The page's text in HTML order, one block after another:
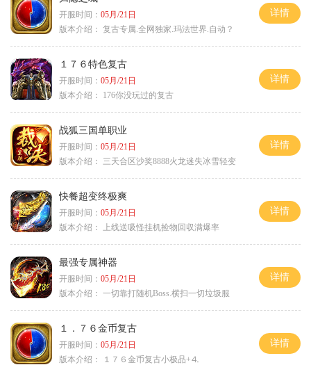
开服时间： 05月/21日
版本介绍： 复古专属.全网独家.玛法世界.自动？
详情
１７６特色复古
开服时间： 05月/21日
版本介绍：
176你没玩过的复古
详情
战狐三国单职业
开服时间： 05月/21日
版本介绍：
三天合区沙奖8888火龙迷失冰雪轻变
详情
快餐超变终极爽
开服时间： 05月/21日
版本介绍：
上线送吸怪挂机捡物回収满爆率
详情
最强专属神器
开服时间： 05月/21日
版本介绍： 一切靠打随机Boss.横扫一切垃圾服
详情
１．７６金币复古
开服时间： 05月/21日
版本介绍：
１７６金币复古小极品+⒋
详情